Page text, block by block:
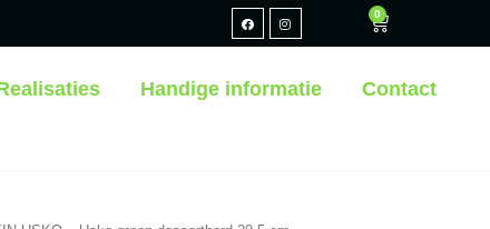
0
Handige informatie Contact